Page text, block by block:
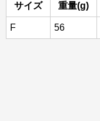
サイズ 重量(g)
F 56